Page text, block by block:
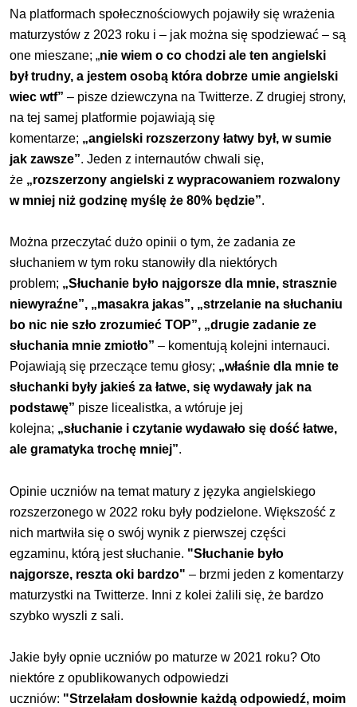
Na platformach społecznościowych pojawiły się wrażenia
maturzystów z 2023 roku i – jak można się spodziewać – są
one mieszane; „nie wiem o co chodzi ale ten angielski
był trudny, a jestem osobą która dobrze umie angielski
wiec wtf”– pisze dziewczyna na Twitterze. Z drugiej strony,
na tej samej platformie pojawiają się
komentarze; „angielski rozszerzony łatwy był, w sumie
jak zawsze”. Jeden z internautów chwali się,
że „rozszerzony angielski z wypracowaniem rozwalony
w mniej niż godzinę myślę że 80% będzie”.
Można przeczytać dużo opinii o tym, że zadania ze
słuchaniem w tym roku stanowiły dla niektórych
problem; „Słuchanie było najgorsze dla mnie, strasznie
niewyraźne”, „masakra jakas”, „strzelanie na słuchaniu
bo nic nie szło zrozumieć TOP”, „drugie zadanie ze
słuchania mnie zmiotło” – komentują kolejni internauci.
Pojawiają się przeczące temu głosy; „właśnie dla mnie te
słuchanki były jakieś za łatwe, się wydawały jak na
podstawę” pisze licealistka, a wtóruje jej
kolejna; „słuchanie i czytanie wydawało się dość łatwe,
ale gramatyka trochę mniej”.
Opinie uczniów na temat matury z języka angielskiego
rozszerzonego w 2022 roku były podzielone. Większość z
nich martwiła się o swój wynik z pierwszej części
egzaminu, którą jest słuchanie. "Słuchanie było
najgorsze, reszta oki bardzo" – brzmi jeden z komentarzy
maturzystki na Twitterze. Inni z kolei żalili się, że bardzo
szybko wyszli z sali.
Jakie były opnie uczniów po maturze w 2021 roku? Oto
niektóre z opublikowanych odpowiedzi
uczniów: "Strzelałam dosłownie każdą odpowiedź, moim